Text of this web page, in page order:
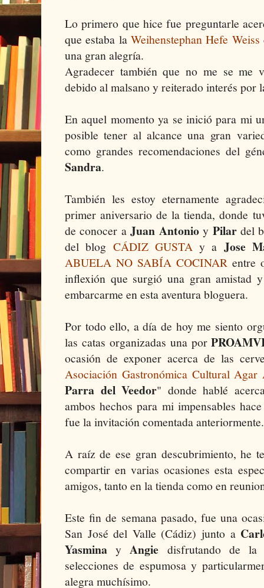
Lo primero que hice fue preguntarle
que estaba la Weihenstephan Hefe Weiss
una gran alegría.
Agradecer también que no me se me
debido al malsano y reiterado interés por
En aquel momento ya se inició para mi
posible tener al alcance una gran
como grandes recomendaciones del
Sandra.
También les estoy eternamente
primer aniversario de la tienda, donde
de conocer aJuan Antonioy Pilardel
del blog CÁDIZ GUSTAy a Jose
ABUELA NO SABÍA COCINARentre
inflexión que surgió una gran amistad
embarcarme en esta aventura bloguera.
Por todo ello, a día de hoy me siento
las catas organizadas una por
ocasión de exponer acerca de las
Asociación Gastronómica Cultural Agar
Parra del Veedor" donde hablé
ambos hechos para mi impensables
fue la invitación comentada
A raíz de ese gran descubrimiento, he
compartir en varias ocasiones esta
amigos, tanto en la tienda como en
Este fin de semana pasado, fue una
San José del Valle (Cádiz) junto a
Yasmina yAngie disfrutando de
selecciones de espumosa y
alegra muchísimo.